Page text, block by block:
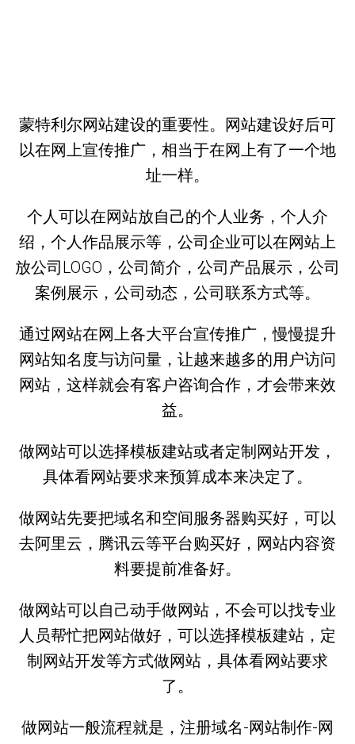
蒙特利尔网站建设的重要性。网站建设好后可
以在网上宣传推广，相当于在网上有了一个地
址一样。
个人可以在网站放自己的个人业务，个人介
绍，个人作品展示等，公司企业可以在网站上
放公司LOGO，公司简介，公司产品展示，公司
案例展示，公司动态，公司联系方式等。
通过网站在网上各大平台宣传推广，慢慢提升
网站知名度与访问量，让越来越多的用户访问
网站，这样就会有客户咨询合作，才会带来效
益。
做网站可以选择模板建站或者定制网站开发，
具体看网站要求来预算成本来决定了。
做网站先要把域名和空间服务器购买好，可以
去阿里云，腾讯云等平台购买好，网站内容资
料要提前准备好。
做网站可以自己动手做网站，不会可以找专业
人员帮忙把网站做好，可以选择模板建站，定
制网站开发等方式做网站，具体看网站要求
了。
做网站一般流程就是，注册域名-网站制作-网